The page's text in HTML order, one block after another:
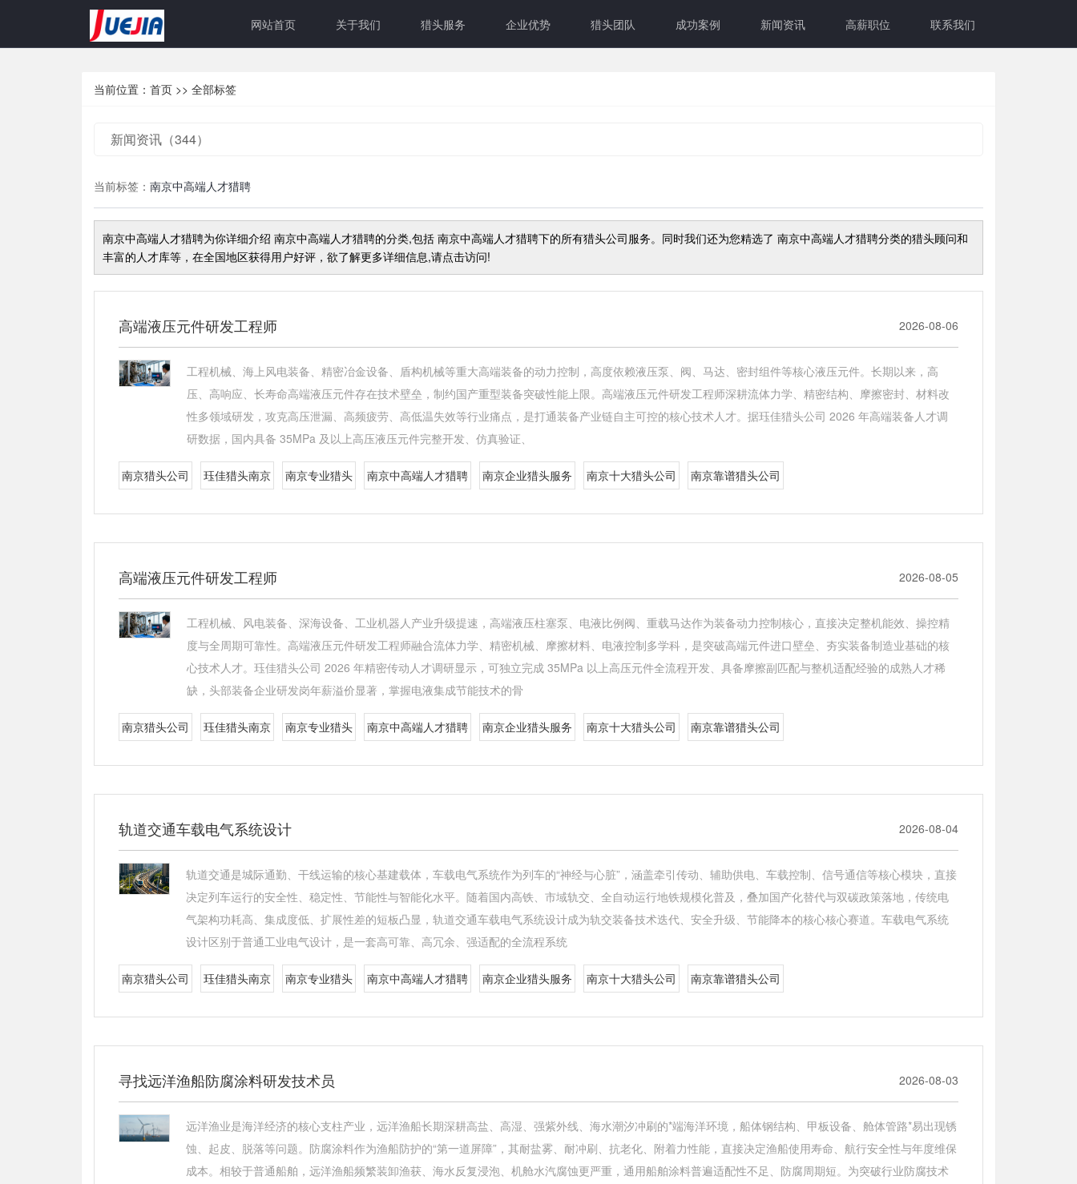
网站首页 关于我们 猎头服务 企业优势 猎头团队 成功案例 新闻资讯 高薪职位 联系我们
当前位置： 首页 >> 全部标签
新闻资讯（344）
当前标签： 南京中高端人才猎聘
南京中高端人才猎聘为你详细介绍 南京中高端人才猎聘的分类,包括 南京中高端人才猎聘下的所有猎头公司服务。同时我们还为您精选了 南京中高端人才猎聘分类的猎头顾问和
丰富的人才库等，在全国地区获得用户好评，欲了解更多详细信息,请点击访问!
高端液压元件研发工程师 2026-08-06
工程机械、海上风电装备、精密冶金设备、盾构机械等重大高端装备的动力控制，高度依赖液压泵、阀、马达、密封组件等核心液压元件。长期以来，高
压、高响应、长寿命高端液压元件存在技术壁垒，制约国产重型装备突破性能上限。高端液压元件研发工程师深耕流体力学、精密结构、摩擦密封、材料改
性多领域研发，攻克高压泄漏、高频疲劳、高低温失效等行业痛点，是打通装备产业链自主可控的核心技术人才。据珏佳猎头公司 2026 年高端装备人才调
研数据，国内具备 35MPa 及以上高压液压元件完整开发、仿真验证、
南京猎头公司 珏佳猎头南京 南京专业猎头 南京中高端人才猎聘 南京企业猎头服务 南京十大猎头公司 南京靠谱猎头公司
高端液压元件研发工程师 2026-08-05
工程机械、风电装备、深海设备、工业机器人产业升级提速，高端液压柱塞泵、电液比例阀、重载马达作为装备动力控制核心，直接决定整机能效、操控精
度与全周期可靠性。高端液压元件研发工程师融合流体力学、精密机械、摩擦材料、电液控制多学科，是突破高端元件进口壁垒、夯实装备制造业基础的核
心技术人才。珏佳猎头公司 2026 年精密传动人才调研显示，可独立完成 35MPa 以上高压元件全流程开发、具备摩擦副匹配与整机适配经验的成熟人才稀
缺，头部装备企业研发岗年薪溢价显著，掌握电液集成节能技术的骨
南京猎头公司 珏佳猎头南京 南京专业猎头 南京中高端人才猎聘 南京企业猎头服务 南京十大猎头公司 南京靠谱猎头公司
轨道交通车载电气系统设计 2026-08-04
轨道交通是城际通勤、干线运输的核心基建载体，车载电气系统作为列车的“神经与心脏”，涵盖牵引传动、辅助供电、车载控制、信号通信等核心模块，直接
决定列车运行的安全性、稳定性、节能性与智能化水平。随着国内高铁、市域轨交、全自动运行地铁规模化普及，叠加国产化替代与双碳政策落地，传统电
气架构功耗高、集成度低、扩展性差的短板凸显，轨道交通车载电气系统设计成为轨交装备技术迭代、安全升级、节能降本的核心核心赛道。车载电气系统
设计区别于普通工业电气设计，是一套高可靠、高冗余、强适配的全流程系统
南京猎头公司 珏佳猎头南京 南京专业猎头 南京中高端人才猎聘 南京企业猎头服务 南京十大猎头公司 南京靠谱猎头公司
寻找远洋渔船防腐涂料研发技术员 2026-08-03
远洋渔业是海洋经济的核心支柱产业，远洋渔船长期深耕高盐、高湿、强紫外线、海水潮汐冲刷的*端海洋环境，船体钢结构、甲板设备、舱体管路*易出现锈
蚀、起皮、脱落等问题。防腐涂料作为渔船防护的“第一道屏障”，其耐盐雾、耐冲刷、抗老化、附着力性能，直接决定渔船使用寿命、航行安全性与年度维保
成本。相较于普通船舶，远洋渔船频繁装卸渔获、海水反复浸泡、机舱水汽腐蚀更严重，通用船舶涂料普遍适配性不足、防腐周期短。为突破行业防腐技术